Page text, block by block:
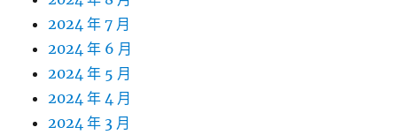
2024 年 7 月
2024 年 6 月
2024 年 5 月
2024 年 4 月
2024 年 3 月